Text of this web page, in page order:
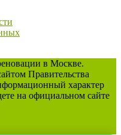
в Москве.
Правительства
характер
на официальном сайте